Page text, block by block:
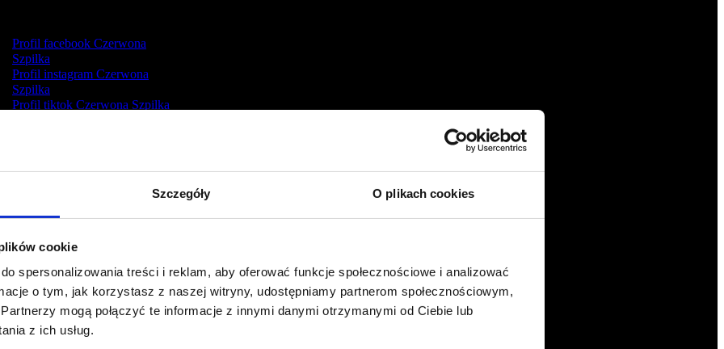
Szczegóły O plikach cookies
cookie
spersonalizowania treści i reklam, aby oferować funkcje społecznościowe i analizować
o tym, jak korzystasz z naszej witryny, udostępniamy partnerom społecznościowym,
mogą połączyć te informacje z innymi danymi otrzymanymi od Ciebie lub
z ich usług.
Profil facebook Czerwona
Szpilka
Profil instagram Czerwona
Szpilka
Profil tiktok Czerwona Szpilka
+48 577 333 077
NUMER KONTA DO WPŁAT:
81 1090 2398 0000 0001 0191 1368